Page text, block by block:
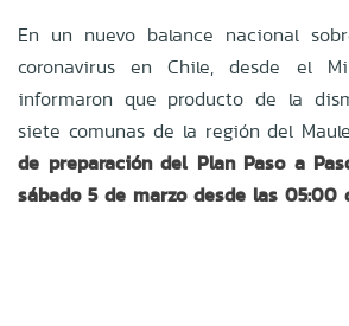
En un nuevo balance nacional
coronavirus en Chile, desde el
informaron que producto de la
siete comunas de la región del
de preparación del Plan Paso a
sábado 5 de marzo desde las 05:00